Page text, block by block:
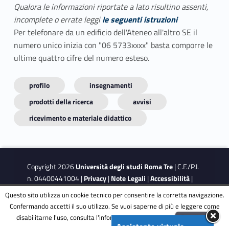
Qualora le informazioni riportate a lato risultino assenti,
incomplete o errate leggile seguenti istruzioni
Per telefonare da un edificio dell'Ateneo all'altro SE il
numero unico inizia con "06 5733xxxx" basta comporre le
ultime quattro cifre del numero esteso.
profilo
insegnamenti
prodotti della ricerca
avvisi
ricevimento e materiale didattico
Copyright 2026Università degli studi Roma Tre| C.F./P.I.
n. 04400441004 |Privacy|Note Legali |Accessibilità|
Obiettivi di accessibilità
| Dichiarazione di accessibilità
This site is protected by reCAPTCHA and the GooglePrivacy
Questo sito utilizza un cookie tecnico per consentire la corretta navigazione.
Confermando accetti il suo utilizzo. Se vuoi saperne di più e leggere come
disabilitarne l'uso, consulta l'informativa estesa.ENG
Accetta